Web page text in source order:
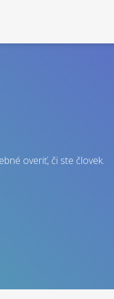
overiť, či ste človek.